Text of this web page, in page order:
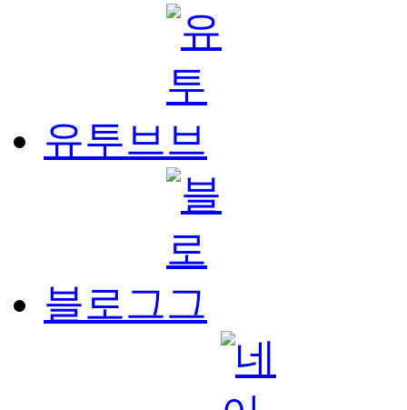
유투브
블로그